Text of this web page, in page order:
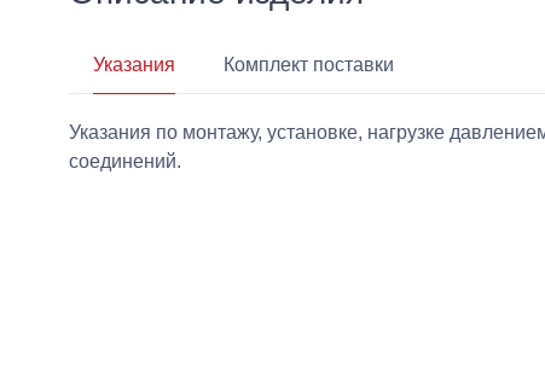
Указания Комплект поставки
Указания по монтажу, установке, нагрузке
соединений.